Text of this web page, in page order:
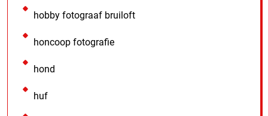
hobby fotograaf bruiloft
honcoop fotografie
hond
huf